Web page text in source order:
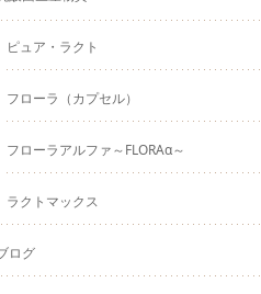
ピュア・ラクト
フローラ（カプセル）
フローラアルファ～FLORAα～
ラクトマックス
ログ